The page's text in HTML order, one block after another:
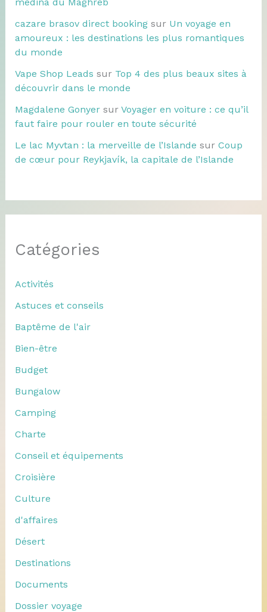
cazare brasov direct bookingsur Un voyage en
amoureux : les destinations les plus romantiques
du monde
Vape Shop Leads sur Top 4 des plus beaux sites à
découvrir dans le monde
Magdalene Gonyersur Voyager en voiture : ce qu’il
faut faire pour rouler en toute sécurité
Le lac Myvtan : la merveille de l’Islande sur Coup
de cœur pour Reykjavík, la capitale de l’Islande
Catégories
Activités
Astuces et conseils
Baptême de l'air
Bien-être
Budget
Bungalow
Camping
Charte
Conseil et équipements
Croisière
Culture
d'affaires
Désert
Destinations
Documents
Dossier voyage